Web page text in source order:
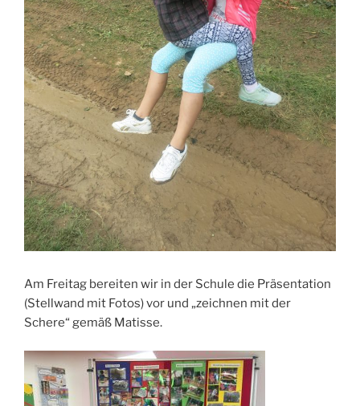
Am Freitag bereiten wir in der Schule die Präsentation
(Stellwand mit Fotos) vor und „zeichnen mit der
Schere“ gemäß Matisse.